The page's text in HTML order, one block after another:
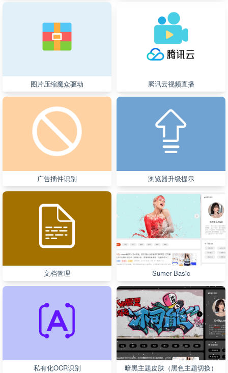
图片压缩魔众驱动 腾讯云视频直播
广告插件识别 浏览器升级提示
文档管理 Sumer Basic
私有化OCR识别 暗黑主题皮肤（黑色主题切换）